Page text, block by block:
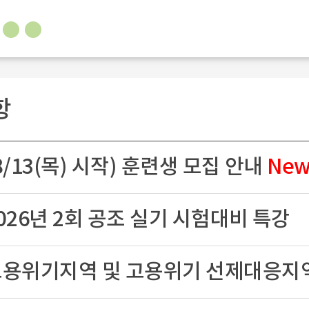
목) 시작) 훈련생 모집 안내
년 2회 공조 실기 시험대비 특강
위기지역 및 고용위기 선제대응지